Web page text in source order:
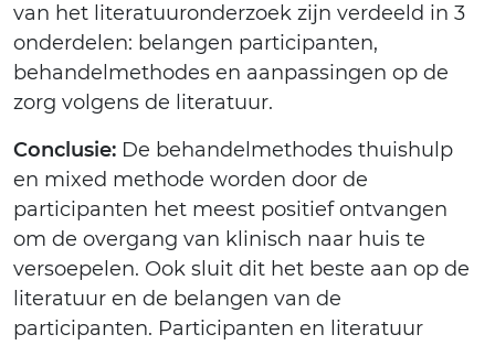
van het literatuuronderzoek zijn verdeeld in 3
onderdelen: belangen participanten,
behandelmethodes en aanpassingen op de
zorg volgens de literatuur.
Conclusie: De behandelmethodes thuishulp
en mixed methode worden door de
participanten het meest positief ontvangen
om de overgang van klinisch naar huis te
versoepelen. Ook sluit dit het beste aan op de
literatuur en de belangen van de
participanten. Participanten en literatuur